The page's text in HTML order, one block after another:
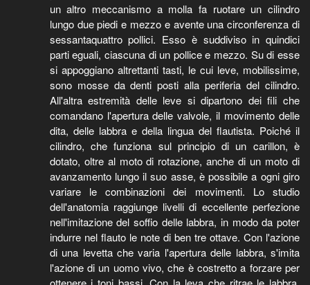
un altro meccanismo a molla fa ruotare un cilindro
lungo due piedi e mezzo e avente una circonferenza di
sessantaquattro pollici. Esso è suddiviso in quindici
parti eguali, ciascuna di un pollice e mezzo. Su di esse
si appoggiano altrettanti tasti, le cui leve, mobilissime,
sono mosse da denti posti alla periferia del cilindro.
All'altra estremità delle leve si dipartono dei fili che
comandano l'apertura delle valvole, il movimento delle
dita, delle labbra e della lingua del flautista. Poiché il
cilindro, che funziona sul principio di un carillon, è
dotato, oltre al moto di rotazione, anche di un moto di
avanzamento lungo il suo asse, è possibile a ogni giro
variare le combinazioni dei movimenti. Lo studio
dell'anatomia raggiunge livelli di eccellente perfezione
nell'imitazione del soffio delle labbra, in modo da poter
indurre nel flauto le note di ben tre ottave. Con l'azione
di una levetta che varia l'apertura delle labbra, s'imita
l'azione di un uomo vivo, che è costretto a forzare per